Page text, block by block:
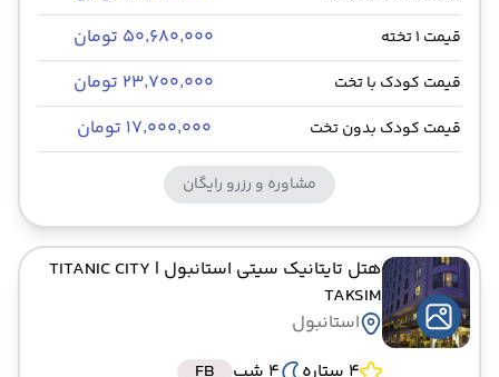
قیمت 1 تخته ۵۰٬۶۸۰٬۰۰۰ تومان
قیمت کودک با تخت ۲۳٬۷۰۰٬۰۰۰ تومان
قیمت کودک بدون تخت ۱۷٬۰۰۰٬۰۰۰ تومان
مشاوره و رزرو رایگان
هتل تایتانیک سیتی استانبول | TITANIC CITY
TAKSIM
استانبول